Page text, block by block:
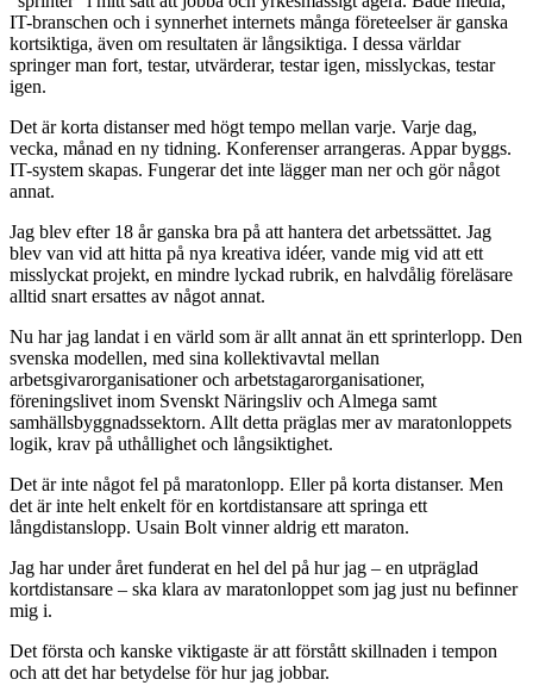
IT-branschen och i synnerhet internets många företeelser är ganska
kortsiktiga, även om resultaten är långsiktiga. I dessa världar
springer man fort, testar, utvärderar, testar igen, misslyckas, testar
igen.
Det är korta distanser med högt tempo mellan varje. Varje dag,
vecka, månad en ny tidning. Konferenser arrangeras. Appar byggs.
IT-system skapas. Fungerar det inte lägger man ner och gör något
annat.
Jag blev efter 18 år ganska bra på att hantera det arbetssättet. Jag
blev van vid att hitta på nya kreativa idéer, vande mig vid att ett
misslyckat projekt, en mindre lyckad rubrik, en halvdålig föreläsare
alltid snart ersattes av något annat.
Nu har jag landat i en värld som är allt annat än ett sprinterlopp. Den
svenska modellen, med sina kollektivavtal mellan
arbetsgivarorganisationer och arbetstagarorganisationer,
föreningslivet inom Svenskt Näringsliv och Almega samt
samhällsbyggnadssektorn. Allt detta präglas mer av maratonloppets
logik, krav på uthållighet och långsiktighet.
Det är inte något fel på maratonlopp. Eller på korta distanser. Men
det är inte helt enkelt för en kortdistansare att springa ett
långdistanslopp. Usain Bolt vinner aldrig ett maraton.
Jag har under året funderat en hel del på hur jag – en utpräglad
kortdistansare – ska klara av maratonloppet som jag just nu befinner
mig i.
Det första och kanske viktigaste är att förstått skillnaden i tempon
och att det har betydelse för hur jag jobbar.